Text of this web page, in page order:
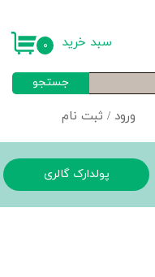
ورود / ثبت نام
جستجو
۰ سبد خرید
پولدارک گالری